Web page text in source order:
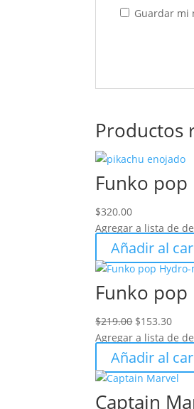
Guardar mi
Productos
Funko
$320.00
Agregar a lista de
Añadir al
Funko pop
$219.00 Original
price
was:
$219.00.
$153.30
is:
Agregar a lista de
Añadir al
Captain